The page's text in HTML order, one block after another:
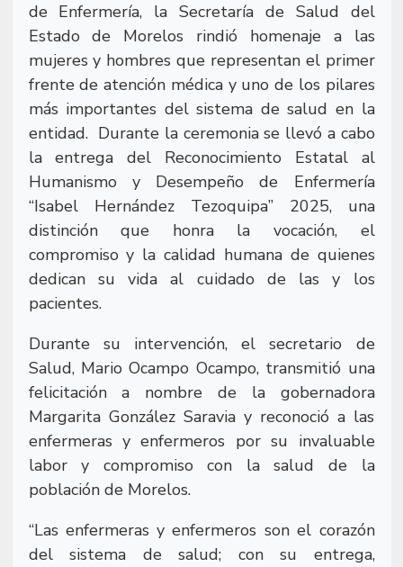
de Enfermería, la Secretaría de Salud del
Estado de Morelos rindió homenaje a las
mujeres y hombres que representan el primer
frente de atención médica y uno de los pilares
más importantes del sistema de salud en la
entidad. Durante la ceremonia se llevó a cabo
la entrega del Reconocimiento Estatal al
Humanismo y Desempeño de Enfermería
“Isabel Hernández Tezoquipa” 2025, una
distinción que honra la vocación, el
compromiso y la calidad humana de quienes
dedican su vida al cuidado de las y los
pacientes.
Durante su intervención, el secretario de
Salud, Mario Ocampo Ocampo, transmitió una
felicitación a nombre de la gobernadora
Margarita González Saravia y reconoció a las
enfermeras y enfermeros por su invaluable
labor y compromiso con la salud de la
población de Morelos.
“Las enfermeras y enfermeros son el corazón
del sistema de salud; con su entrega,